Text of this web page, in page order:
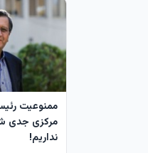
ممنوعیت
مرکزی جدی
نداریم!